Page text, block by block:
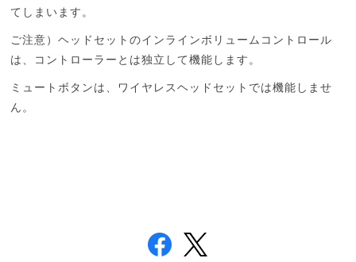
てしまいます。
ご注意）ヘッドセットのインラインボリュームコントロール
は、コントローラーとは独立して機能します。
ミュートボタンは、ワイヤレスヘッドセットでは機能しませ
ん。